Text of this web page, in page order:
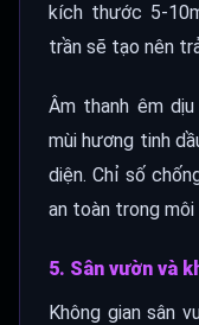
kích thước 5-
trần sẽ tạo nên
Âm thanh êm
mùi hương tinh
diện. Chỉ số
an toàn trong
5. Sân vườn và
Không gian sân